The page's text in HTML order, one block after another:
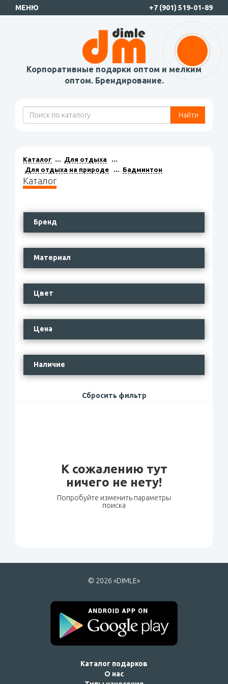
МЕНЮ +7 (901) 519-01-89
Корпоративные подарки оптом и мелким
оптом. Брендирование.
Найти
Каталог
Для отдыха
Для отдыха на природе
Бадминтон
Каталог
Бренд
Материал
Цвет
Цена
Наличие
Сбросить фильтр
К сожалению тут
ничего не нету!
Попробуйте изменить параметры
поиска
© 2026 «DIMLE»
Каталог подарков
О нас